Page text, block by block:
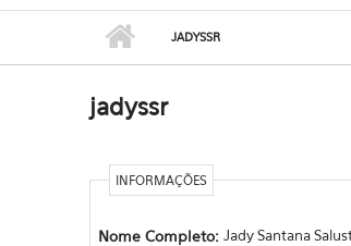
JADYSSR
jadyssr
INFORMAÇÕES
Nome Completo: Jady Santana